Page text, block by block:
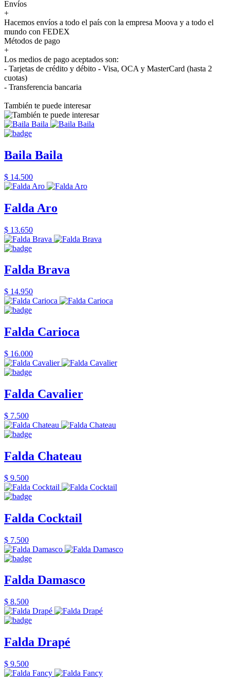
Envíos
+
Hacemos envíos a todo el país con la empresa Moova y a todo el
mundo con FEDEX
Métodos de pago
+
Los medios de pago aceptados son:
- Tarjetas de crédito y débito - Visa, OCA y MasterCard (hasta 2
cuotas)
- Transferencia bancaria
También te puede interesar
Baila Baila
$ 14.500
Falda Aro
$ 13.650
Falda Brava
$ 14.950
Falda Carioca
$ 16.000
Falda Cavalier
$ 7.500
Falda Chateau
$ 9.500
Falda Cocktail
$ 7.500
Falda Damasco
$ 8.500
Falda Drapé
$ 9.500